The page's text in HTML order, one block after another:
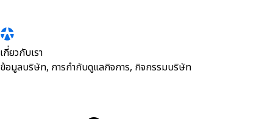
เกี่ยวกับเรา
ข้อมูลบริษัท, การกำกับดูแลกิจการ, กิจกรรมบริษัท